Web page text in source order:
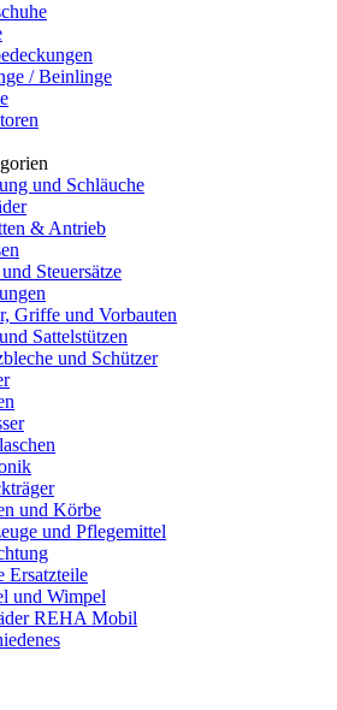
/ Beinlinge
und Schläuche
& Antrieb
Steuersätze
Griffe und Vorbauten
Sattelstützen
und Schützer
und Körbe
und Pflegemittel
Ersatzteile
und Wimpel
REHA Mobil